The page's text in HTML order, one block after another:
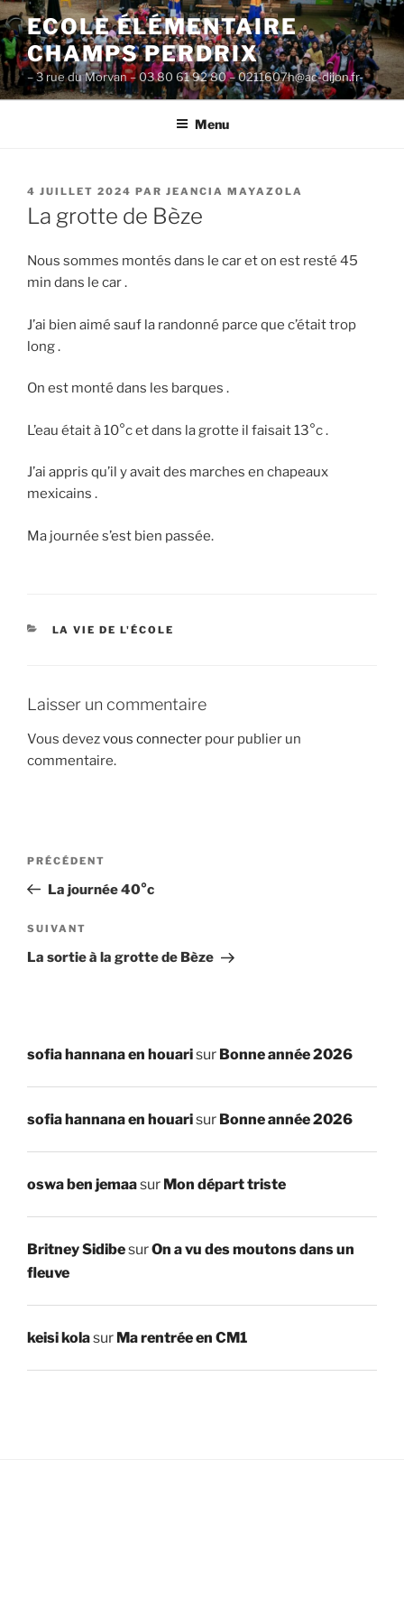
Aller
au
contenu
principal
ECOLE ÉLÉMENTAIRE
CHAMPS PERDRIX
– 3 rue du Morvan – 03 80 61 92 80 – 0211607h@ac-dijon.fr-
Menu
PUBLIÉ
LE
4 JUILLET 2024 PAR JEANCIA MAYAZOLA
La grotte de Bèze
Nous sommes montés dans le car et on est resté 45
min dans le car .
J’ai bien aimé sauf la randonné parce que c’était trop
long .
On est monté dans les barques .
L’eau était à 10°c et dans la grotte il faisait 13°c .
J’ai appris qu’il y avait des marches en chapeaux
mexicains .
Ma journée s’est bien passée.
CATÉGORIES
LA VIE DE L'ÉCOLE
Laisser un commentaire
Vous devezvous connecter pour publier un
commentaire.
Navigation
l’article
Article
précédent
PRÉCÉDENT
La journée 40°c
Article
suivant
SUIVANT
La sortie à la grotte de Bèze
sofia hannana en houarisur Bonne année 2026
sofia hannana en houarisur Bonne année 2026
oswa ben jemaasur Mon départ triste
Britney SidibesurOn a vu des moutons dans un
fleuve
keisi kolasur Ma rentrée en CM1